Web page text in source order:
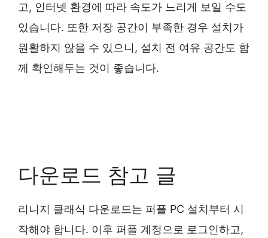
고, 인터넷 환경에 따라 속도가 느리게 보일 수도
있습니다. 또한 저장 공간이 부족한 경우 설치가
원활하지 않을 수 있으니, 설치 전 여유 공간도 함
께 확인해두는 것이 좋습니다.
다운로드 참고 글
리니지 클래식 다운로드는 퍼플 PC 설치부터 시
작해야 합니다. 이후 퍼플 계정으로 로그인하고,